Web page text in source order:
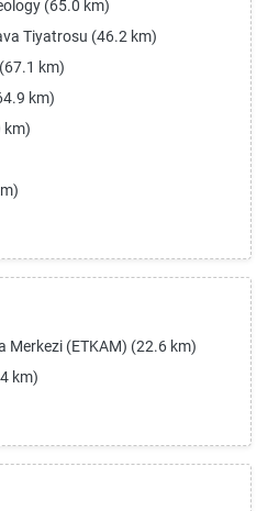
(65.0 km)
Tiyatrosu (46.2 km)
km)
km)
km)
Merkezi (ETKAM) (22.6 km)
km)